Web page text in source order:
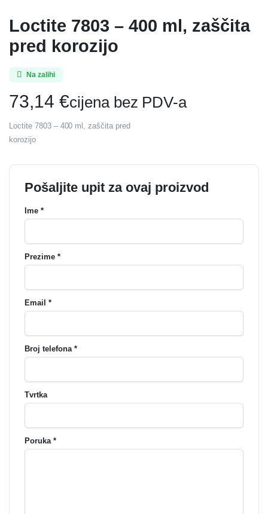
Loctite 7803 – 400 ml, zaščita
pred korozijo
Na zalihi
73,14 €cijena bez PDV-a
Loctite 7803 – 400 ml, zaščita pred
korozijo
Pošaljite upit za ovaj proizvod
Ime *
Prezime *
Email *
Broj telefona *
Tvrtka
Poruka *